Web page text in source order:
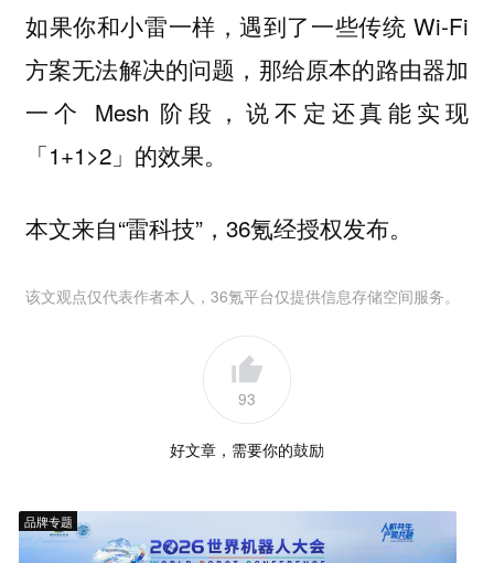
如果你和小雷一样，遇到了一些传统 Wi-Fi
方案无法解决的问题，那给原本的路由器加
一个 Mesh 阶段，说不定还真能实现
「1+1>2」的效果。
本文来自“雷科技”，36氪经授权发布。
该文观点仅代表作者本人，36氪平台仅提供信息存储空间服务。
93
好文章，需要你的鼓励
品牌专题